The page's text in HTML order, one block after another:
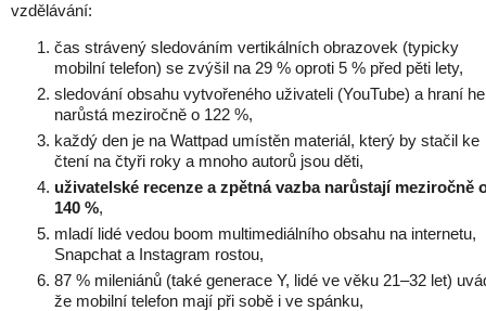
vzdělávání:
čas strávený sledováním vertikálních obrazovek (typicky
mobilní telefon) se zvýšil na 29 % oproti 5 % před pěti lety,
sledování obsahu vytvořeného uživateli (YouTube) a hraní
narůstá meziročně o 122 %,
každý den je na Wattpad umístěn materiál, který by stačil ke
čtení na čtyři roky a mnoho autorů jsou děti,
uživatelské recenze a zpětná vazba narůstají meziročně
140 %,
mladí lidé vedou boom multimediálního obsahu na internetu,
Snapchat a Instagram rostou,
87 % mileniánů (také generace Y, lidé ve věku 21–32 let)
že mobilní telefon mají při sobě i ve spánku,